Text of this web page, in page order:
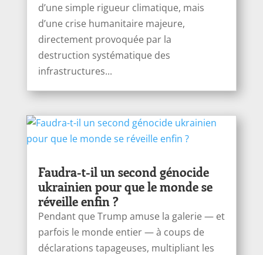
d’une simple rigueur climatique, mais
d’une crise humanitaire majeure,
directement provoquée par la
destruction systématique des
infrastructures...
Faudra-t-il un second génocide
ukrainien pour que le monde se
réveille enfin ?
Pendant que Trump amuse la galerie — et
parfois le monde entier — à coups de
déclarations tapageuses, multipliant les